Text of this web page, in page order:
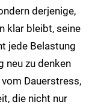
derjenige,
klar bleibt, seine
jede Belastung
neu zu denken
Dauerstress,
die nicht nur